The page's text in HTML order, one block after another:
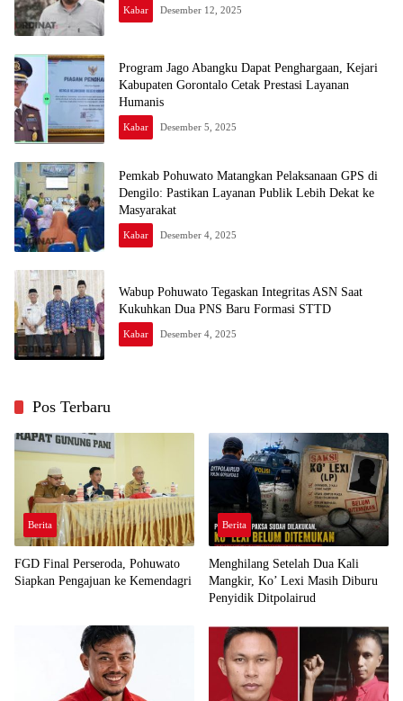
Kabar Desember 12, 2025
Program Jago Abangku Dapat Penghargaan, Kejari
Kabupaten Gorontalo Cetak Prestasi Layanan
Humanis
Kabar Desember 5, 2025
Pemkab Pohuwato Matangkan Pelaksanaan GPS di
Dengilo: Pastikan Layanan Publik Lebih Dekat ke
Masyarakat
Kabar Desember 4, 2025
Wabup Pohuwato Tegaskan Integritas ASN Saat
Kukuhkan Dua PNS Baru Formasi STTD
Kabar Desember 4, 2025
Pos Terbaru
Berita
FGD Final Perseroda, Pohuwato
Siapkan Pengajuan ke Kemendagri
Berita
Menghilang Setelah Dua Kali
Mangkir, Ko’ Lexi Masih Diburu
Penyidik Ditpolairud